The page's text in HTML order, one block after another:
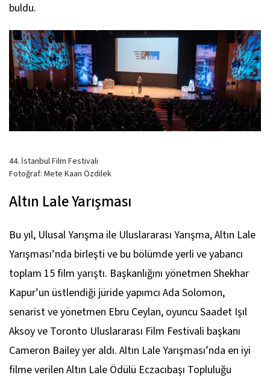
buldu.
44. İstanbul Film Festivali
Fotoğraf: Mete Kaan Özdilek
Altın Lale Yarışması
Bu yıl, Ulusal Yarışma ile Uluslararası Yarışma, Altın Lale
Yarışması’nda birleşti ve bu bölümde yerli ve yabancı
toplam 15 film yarıştı. Başkanlığını yönetmen Shekhar
Kapur’un üstlendiği jüride yapımcı Ada Solomon,
senarist ve yönetmen Ebru Ceylan, oyuncu Saadet Işıl
Aksoy ve Toronto Uluslararası Film Festivali başkanı
Cameron Bailey yer aldı. Altın Lale Yarışması’nda en iyi
filme verilen Altın Lale Ödülü Eczacıbaşı Topluluğu